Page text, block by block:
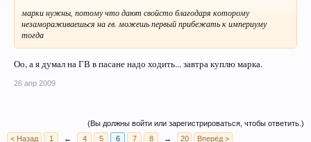
марки нужны, потому что дают свойсто благодаря которому
незамораживаешься на гв. можешь первый прибежать к империуму
тогда
Оо, а я думал на ГВ в пасане надо ходить... завтра куплю марка.
26 апр 2009
(Вы должны войти или зарегистрироваться, чтобы ответить.)
< Назад
1 ← 4 5 6 7 8 → 20 Вперёд >